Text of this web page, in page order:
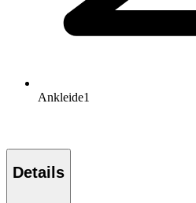
Ankleide1
Details